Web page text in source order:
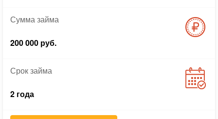
Суммазайма
200 000 руб.
Срокзайма
2 года